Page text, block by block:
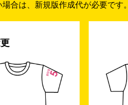
合は、新規版作成代が必要です。